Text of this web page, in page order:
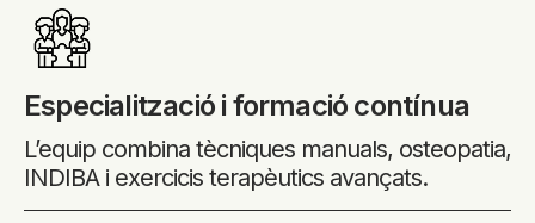
Especialització i formació contínua
L’equip combina tècniques manuals, osteopatia,
INDIBA i exercicis terapèutics avançats.